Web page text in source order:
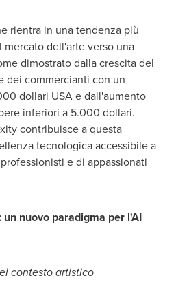
rientra in una tendenza più
dell'arte verso una
dimostrato dalla crescita del
dei commercianti con un
dollari USAe dall'aumento
inferiori a 5.000 dollari.
contribuisce a questa
tecnologica accessibile a
e di appassionati
nuovo paradigma per l'AI
contesto artistico